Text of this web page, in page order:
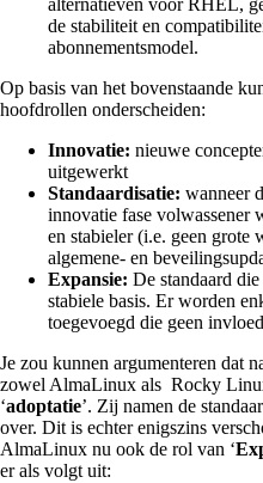
alternatieven voor RHEL,
de stabiliteit en
abonnementsmodel.
Op basis van het bovenstaande
hoofdrollen onderscheiden:
Innovatie: nieuwe
uitgewerkt
Standaardisatie: wanneer
innovatie fase volwassener
en stabieler (i.e. geen grote
algemene- en
Expansie: De standaard
stabiele basis. Er worden
toegevoegd die geen
Je zou kunnen argumenteren dat
zowel AlmaLinux als Rocky
‘adoptatie’. Zij namen de
over. Dit is echter enigszins
AlmaLinux nu ook de rol van ‘
er als volgt uit: